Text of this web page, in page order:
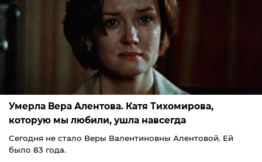
Умерла Вера Алентова. Катя Тихомирова,
которую мы любили, ушла навсегда
Сегодня не стало Веры Валентиновны Алентовой. Ей
было 83 года.